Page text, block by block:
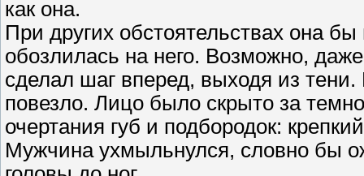
как она.
При других обстоятельствах она
обозлилась на него. Возможно,
сделал шаг вперед, выходя из
повезло. Лицо было скрыто за
очертания губ и подбородок:
Мужчина ухмыльнулся, словно бы